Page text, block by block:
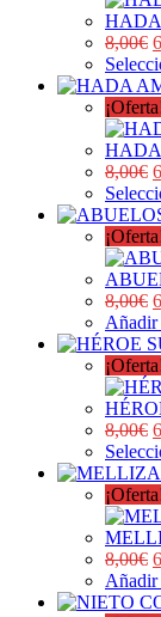
8,00€
8,00€
8,00€
Añadir
8,00€
8,00€
Añadir